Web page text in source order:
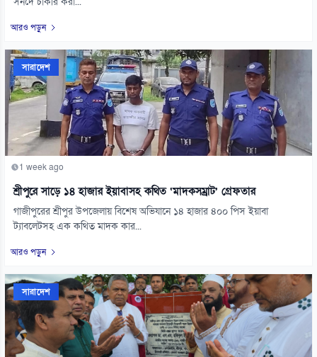
আরও পড়ুন
সারাদেশ
1 week ago
শ্রীপুরে সাড়ে ১৪ হাজার ইয়াবাসহ কথিত ‘মাদকসম্রাট’ গ্রেফতার
গাজীপুরের শ্রীপুর উপজেলায় বিশেষ অভিযানে ১৪ হাজার ৪০০ পিস ইয়াবা
ট্যাবলেটসহ এক কথিত মাদক কার...
আরও পড়ুন
সারাদেশ